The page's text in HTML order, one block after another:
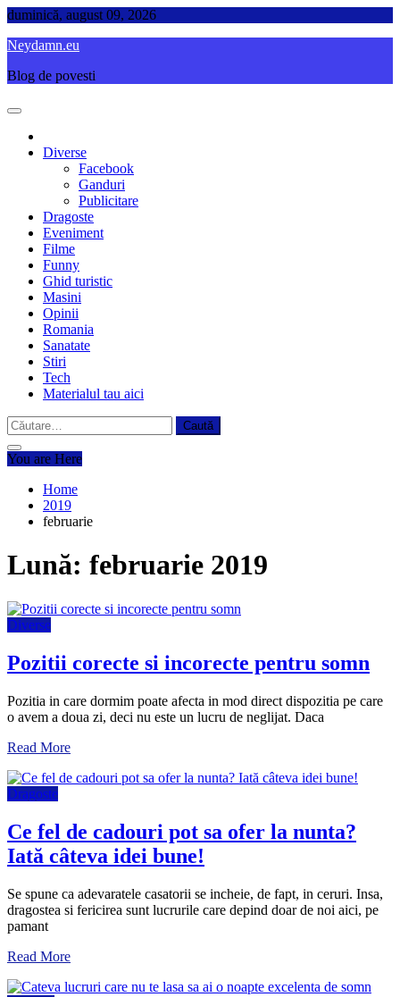
Skip
content
duminică, august 09, 2026
Neydamn.eu
Blog de povesti
Diverse
Facebook
Ganduri
Publicitare
Dragoste
Eveniment
Filme
Funny
Ghid turistic
Masini
Opinii
Romania
Sanatate
Stiri
Tech
Materialul tau aici
Caută
după:
You are Here
Home
2019
februarie
Lună: februarie 2019
Diverse
Pozitii corecte si incorecte pentru somn
Pozitia in care dormim poate afecta in mod direct dispozitia pe care
o avem a doua zi, deci nu este un lucru de neglijat. Daca
Read More
Dragoste
Ce fel de cadouri pot sa ofer la nunta?
Iată câteva idei bune!
Se spune ca adevaratele casatorii se incheie, de fapt, in ceruri. Insa,
dragostea si fericirea sunt lucrurile care depind doar de noi aici, pe
pamant
Read More